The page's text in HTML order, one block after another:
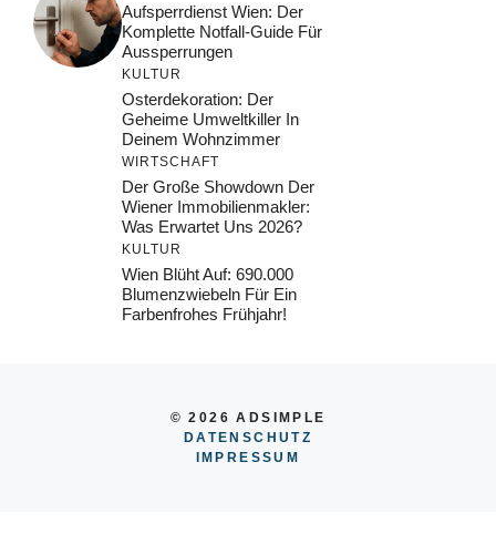
Aufsperrdienst Wien: Der
Komplette Notfall-Guide Für
Aussperrungen
KULTUR
Osterdekoration: Der
Geheime Umweltkiller In
Deinem Wohnzimmer
WIRTSCHAFT
Der Große Showdown Der
Wiener Immobilienmakler:
Was Erwartet Uns 2026?
KULTUR
Wien Blüht Auf: 690.000
Blumenzwiebeln Für Ein
Farbenfrohes Frühjahr!
© 2026 ADSIMPLE
DATENSCHUTZ
IMPRESSUM